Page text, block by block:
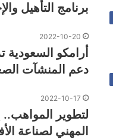
برنامج التأهيل
2022-10-20
أرامكو
دعم المنشآت
2022-10-17
لتطوير المواهب..
المهني لصناعة